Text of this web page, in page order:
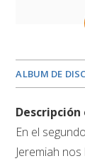
ALBUM DE
Descripción
En el
Jeremiah